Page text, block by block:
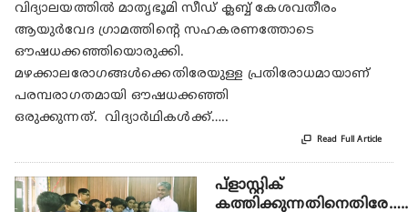
വിദ്യാലയത്തില്‍ മാതൃഭൂമി സീഡ് ക്ലബ്ബ് കേശവതീരം
ആയുര്‍വേദ ഗ്രാമത്തിന്റെ സഹകരണത്തോടെ
ഔഷധക്കഞ്ഞിയൊരുക്കി.
മഴക്കാലരോഗങ്ങള്‍ക്കെതിരേയുള്ള പ്രതിരോധമായാണ്
പരമ്പരാഗതമായി ഔഷധക്കഞ്ഞി
ഒരുക്കുന്നത്. വിദ്യാര്‍ഥികള്‍ക്ക്…..
 Read Full Article
പ്ളാസ്റ്റിക്
കത്തിക്കുന്നതിനെതിരേ…..